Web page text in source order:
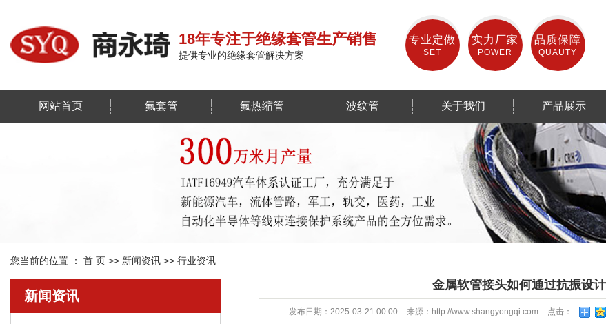
18年专注于绝缘套管生产销售
提供专业的绝缘套管解决方案
专业定做
SET
实力厂家
POWER
品质保障
QUAUTY
网站首页 氟套管 氟热缩管 波纹管 关于我们 产品展示
您当前的位置 ： 首 页 >> 新闻资讯 >> 行业资讯
新闻资讯
金属软管接头如何通过抗振设
发布日期：2025-03-21 00:00 来源： http://www.shangyongqi.com
点击：